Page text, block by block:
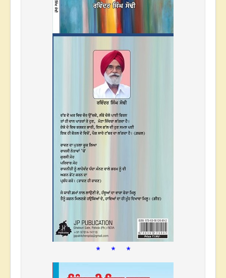
* * *